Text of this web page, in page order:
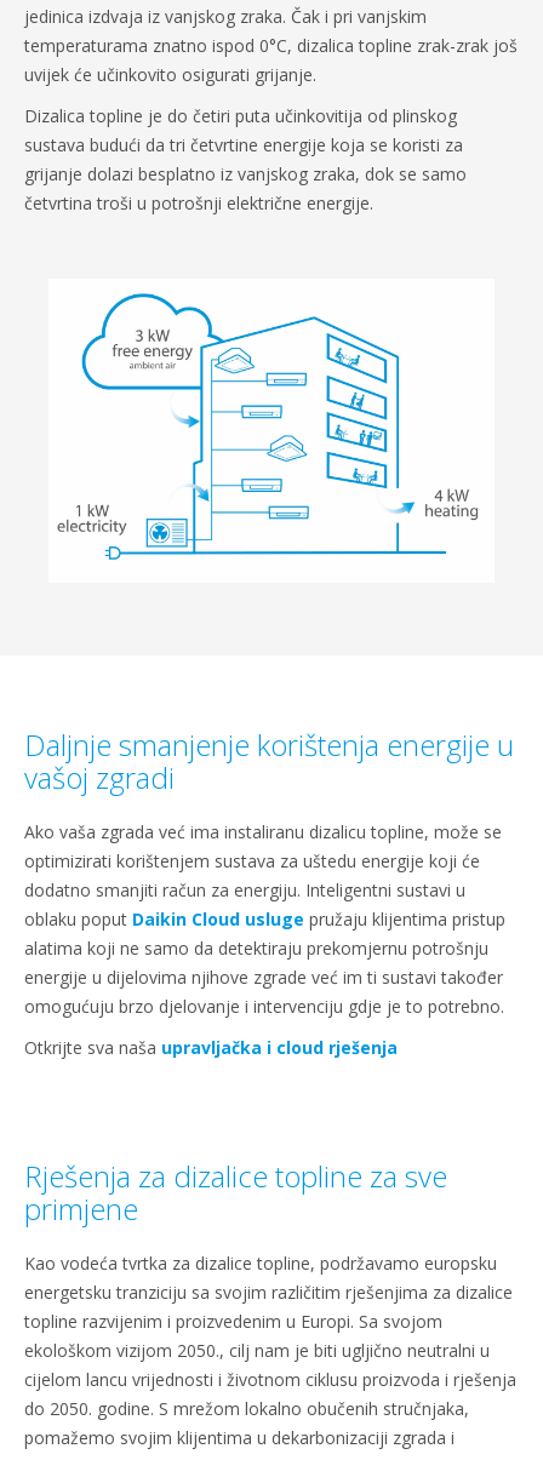
jedinica izdvaja iz vanjskog zraka. Čak i pri vanjskim
temperaturama znatno ispod 0°C, dizalica topline zrak-zrak još
uvijek će učinkovito osigurati grijanje.
Dizalica topline je do četiri puta učinkovitija od plinskog
sustava budući da tri četvrtine energije koja se koristi za
grijanje dolazi besplatno iz vanjskog zraka, dok se samo
četvrtina troši u potrošnji električne energije.
Daljnje smanjenje korištenja energije u
vašoj zgradi
Ako vaša zgrada već ima instaliranu dizalicu topline, može se
optimizirati korištenjem sustava za uštedu energije koji će
dodatno smanjiti račun za energiju. Inteligentni sustavi u
oblaku poput Daikin Cloud usluge pružaju klijentima pristup
alatima koji ne samo da detektiraju prekomjernu potrošnju
energije u dijelovima njihove zgrade već im ti sustavi također
omogućuju brzo djelovanje i intervenciju gdje je to potrebno.
Otkrijte sva naša upravljačka i cloud rješenja
Rješenja za dizalice topline za sve
primjene
Kao vodeća tvrtka za dizalice topline, podržavamo europsku
energetsku tranziciju sa svojim različitim rješenjima za dizalice
topline razvijenim i proizvedenim u Europi. Sa svojom
ekološkom vizijom 2050., cilj nam je biti ugljično neutralni u
cijelom lancu vrijednosti i životnom ciklusu proizvoda i rješenja
do 2050. godine. S mrežom lokalno obučenih stručnjaka,
pomažemo svojim klijentima u dekarbonizaciji zgrada i